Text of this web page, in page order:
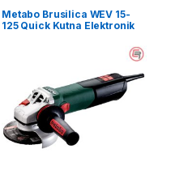
Metabo Brusilica WEV 15-
125 Quick Kutna Elektronik